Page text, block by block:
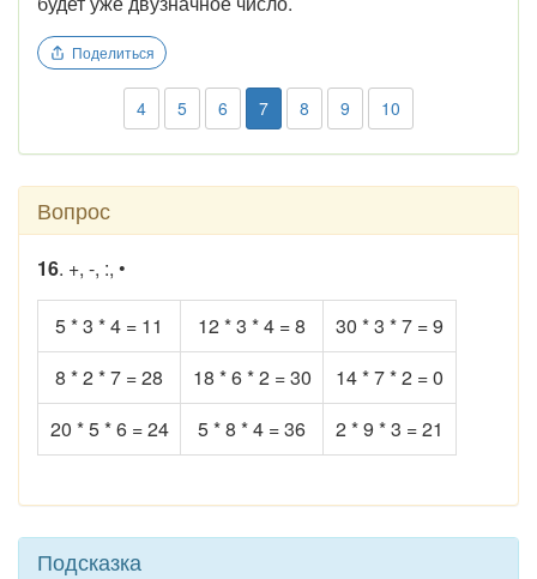
Поделиться
4 5 6 7 8 9 10
Вопрос
16. +, -, :, •
5 * 3 * 4 = 11 12 * 3 * 4 = 8
30 * 3 * 7 = 9
8 * 2 * 7 = 28
18 * 6 * 2 = 30
14 * 7 * 2 = 0
20 * 5 * 6 = 24
5 * 8 * 4 = 36 2 * 9 * 3 = 21
Подсказка